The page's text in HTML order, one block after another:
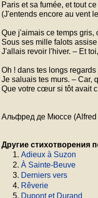
Paris et sa fumée, et tout
(J'entends encore au vent
Que j'aimais ce temps gris,
Sous ses mille falots
J'allais revoir l'hiver. – Et
Oh ! dans tes longs
Je saluais tes murs. – Car,
Que votre cœur si tôt avait
Альфред де Мюссе (Alfred
Другие стихотворения
Adieux à Suzon
À Sainte-Beuve
Derniers vers
Rêverie
Dupont et Durand